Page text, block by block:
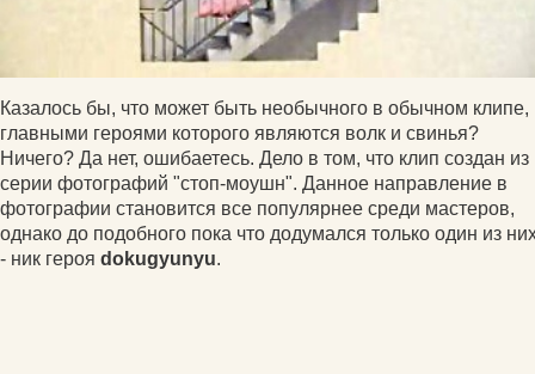
Казалось бы, что может быть необычного в обычном клипе,
главными героями которого являются волк и свинья?
Ничего? Да нет, ошибаетесь. Дело в том, что клип создан из
серии фотографий "стоп-моушн". Данное направление в
фотографии становится все популярнее среди мастеров,
однако до подобного пока что додумался только один из
- ник героя dokugyunyu.